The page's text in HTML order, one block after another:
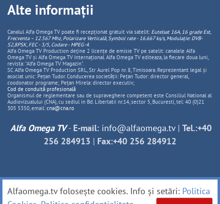
Alte informații
Canalul Alfa Omega TV poate fi recepționat gratuit via satelit: Eutelsat 16A, 16 grade Est,
Frecventa – 12.567 Mhz, PolarizareVerticală, Symbol rate - 16.667 ks/s, Modulație: DVB-
S2,8PSK, FEC - 3/5, Codare - MPEG-4.
Alfa Omega TV Production deține 2 licențe de emisie TV pe satelit: canalele Alfa
Omega TV și Alfa Omega TV Internațional. Alfa Omega TV editeaza, la fiecare doua luni,
revista: "Alfa Omega TV Magazin".
SC Alfa Omega TV Production SRL, Str Aurel Pop nr. 8, Timisoara. Reprezentant legal și
asociat unic: Pețan Tudor. Conducerea societății: Pețan Tudor: director general,
coodonator programe; Pețan Mirela: director executiv;
Cod de conduită profesională
Organismul de reglementare sau de supraveghere competent este Consiliul National al
Audiovizualului (CNA), cu sediul in Bd. Libertatii nr.14, sector 5, Bucuresti, tel: 40 (0)21
305 5350, email: cna@cna.ro
Alfa Omega TV- E-mail: info@alfaomega.tv| Tel.:+40
256 284913 | Fax:+40 256 284912
Alfaomega.tv folosește cookies. Info și setări: Politica